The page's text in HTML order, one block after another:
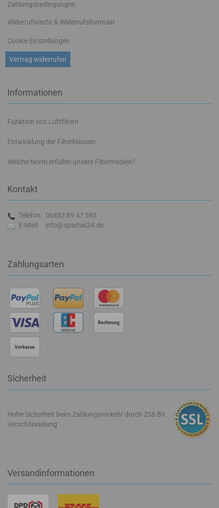
Zahlungsbedingungen
Widerrufsrecht & Widerrufsformular
Vertrag widerrufen
Cookie Einstellungen
Informationen
Funktion von Luftfiltern
Entwicklung der Filterklassen
Welche Norm erfüllen unsere Filtermedien?
Kontakt
Telefon: 06833 89 47 593
E-Mail:
info@sparhai24.de
Zahlungsarten
Sicherheit
Hohe Sicherheit beim Zahlungsverkehr durch 256 Bit
Verschlüsselung
Versandinformationen